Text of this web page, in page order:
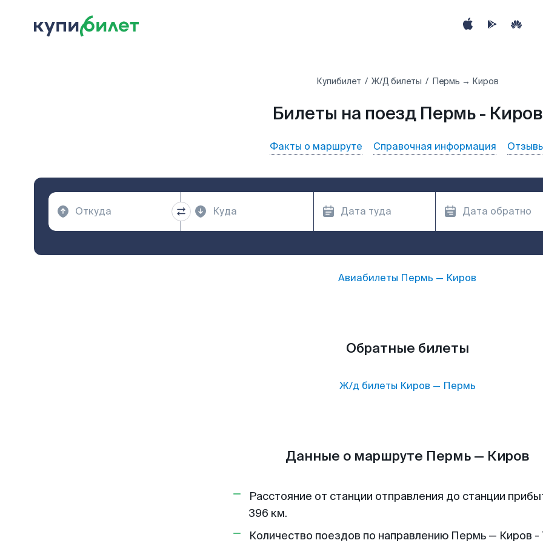
Купибилет Ж/Д билеты Пермь → Киров
Билеты на поезд Пермь - Киров
Факты о маршруте Справочная информация
Авиабилеты Пермь — Киров
Обратные билеты
Ж/д билеты Киров — Пермь
Данные о маршруте Пермь — Киров
Расстояние от станции отправления до станции
396 км.
Количество поездов по направлению Пермь — Киров -